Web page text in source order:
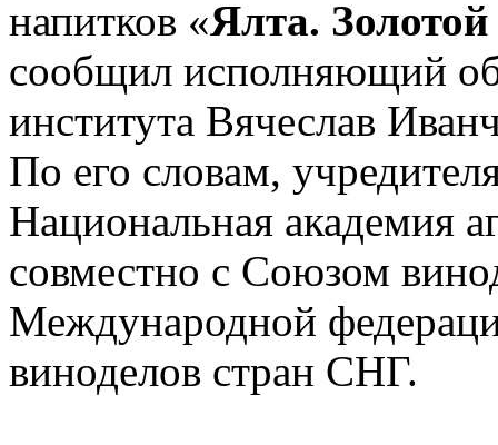
напитков «Ялта.
сообщил исполняющий
института Вячеслав
По его словам,
Национальная академия
совместно с Союзом
Международной
виноделов стран СНГ.